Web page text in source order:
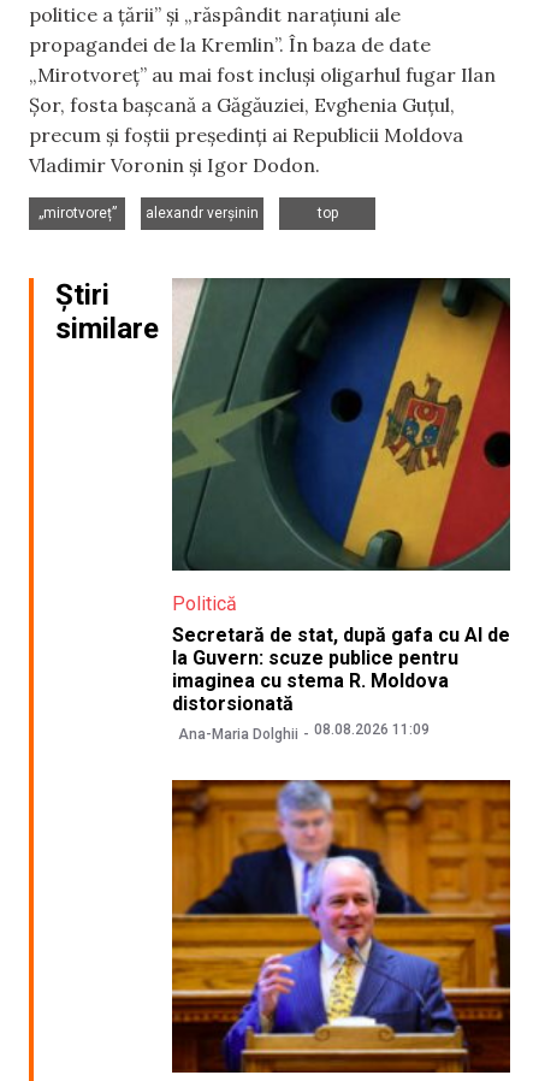
politice a țării” și „răspândit narațiuni ale
propagandei de la Kremlin”. În baza de date
„Mirotvoreț” au mai fost incluși oligarhul fugar Ilan
Șor, fosta bașcană a Găgăuziei, Evghenia Guțul,
precum și foștii președinți ai Republicii Moldova
Vladimir Voronin și Igor Dodon.
„mirotvoreț”
alexandr verșinin
top
Știri
similare
Politică
Secretară de stat, după gafa cu AI de
la Guvern: scuze publice pentru
imaginea cu stema R. Moldova
distorsionată
Ana-Maria Dolghii 08.08.2026 11:09